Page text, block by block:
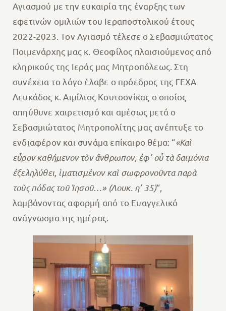
Αγιασμού με την ευκαιρία της έναρξης των
εφετινών ομιλιών του Ιεραποστολικού έτους
2022-2023. Τον Αγιασμό τέλεσε ο Σεβασμιώτατος
Ποιμενάρχης μας κ. Θεοφίλος πλαισιούμενος από
κληρικούς της Ιεράς μας Μητροπόλεως. Στη
συνέχεια το λόγο έλαβε ο πρόεδρος της ΓΕΧΑ
Λευκάδος κ. Αιμίλιος Κουτσονίκας ο οποίος
απηύθυνε χαιρετισμό και αμέσως μετά ο
Σεβασμιώτατος Μητροπολίτης μας ανέπτυξε το
ενδιαφέρον και συνάμα επίκαιρο θέμα: “«Καὶ
εὗρον καθήμενον τὸν ἄνθρωπον, ἐφ’ οὗ τὰ δαιμόνια
ἐξεληλύθει, ἱματισμένον καὶ σωφρονοῦντα παρὰ
τοὺς πόδας τοῦ Ἰησοῦ…» (Λουκ. η’ 35)“,
λαμβάνοντας αφορμή από το Ευαγγελικό
ανάγνωσμα της ημέρας.